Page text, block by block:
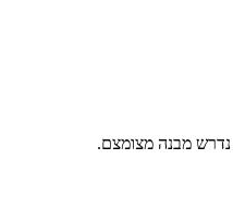
נדרש מבנה מצומצם.